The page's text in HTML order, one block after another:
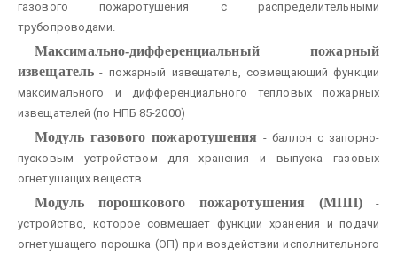
газового пожаротушения с распределительными
трубопроводами.
Максимально-дифференциальный пожарный
извещатель - пожарный извещатель, совмещающий функции
максимального и дифференциального тепловых пожарных
извещателей (по НПБ 85-2000)
Модуль газового пожаротушения - баллон с запорно-
пусковым устройством для хранения и выпуска газовых
огнетушащих веществ.
Модуль порошкового пожаротушения (МПП) -
устройство, которое совмещает функции хранения и подачи
огнетушащего порошка (ОП) при воздействии исполнительного